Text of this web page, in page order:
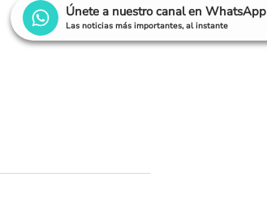
Únete a nuestro canal en WhatsApp
Las noticias más importantes, al instante